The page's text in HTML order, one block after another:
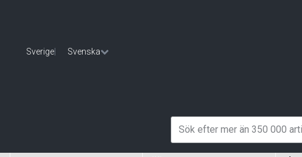
Sverige Svenska